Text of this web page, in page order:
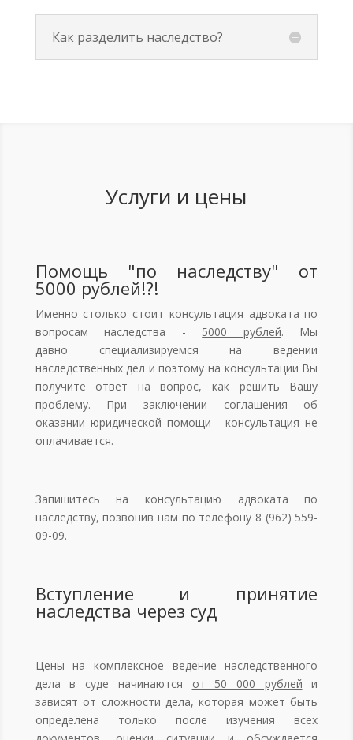
Как разделить наследство?
Услуги и цены
Помощь "по наследству" от
5000 рублей!?!
Именно столько стоит консультация адвоката по
вопросам наследства - 5000 рублей. Мы
давно специализируемся на ведении
наследственных дел и поэтому на консультации Вы
получите ответ на вопрос, как решить Вашу
проблему. При заключении соглашения об
оказании юридической помощи - консультация не
оплачивается.
Запишитесь на консультацию адвоката по
наследству, позвонив нам по телефону 8 (962) 559-
09-09.
Вступление и принятие
наследства через суд
Цены на комплексное ведение наследственного
дела в суде начинаются от 50 000 рублей и
зависят от сложности дела, которая может быть
определена только после изучения всех